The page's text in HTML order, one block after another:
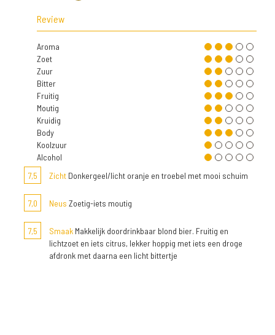
Review
Aroma
Zoet
Zuur
Bitter
Fruitig
Moutig
Kruidig
Body
Koolzuur
Alcohol
7,5
Zicht Donkergeel/licht oranje en troebel met mooi schuim
7,0 Neus Zoetig-iets moutig
7,5 Smaak Makkelijk doordrinkbaar blond bier. Fruitig en
lichtzoet en iets citrus, lekker hoppig met iets een droge
afdronk met daarna een licht bittertje